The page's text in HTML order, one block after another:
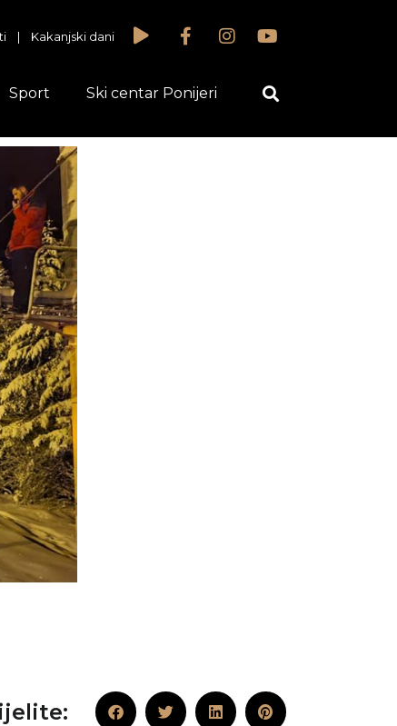
| Kakanjski dani
Sport Ski centar Ponijeri